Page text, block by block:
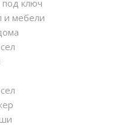
ключ
и мебели